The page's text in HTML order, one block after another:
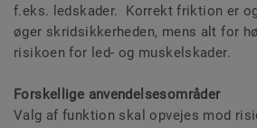
f.eks. ledskader. Korrekt friktion er
øger skridsikkerheden, mens alt for
risikoen for led- og muskelskader.
Forskellige anvendelsesområder
Valg af funktion skal opvejes mod